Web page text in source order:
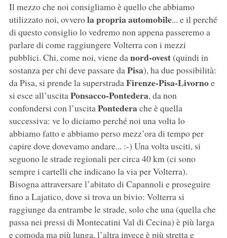
Il mezzo che noi consigliamo è quello che abbiamo
utilizzato noi, ovverola propria automobile... e il perché
di questo consiglio lo vedremo non appena passeremo a
parlare di come raggiungere Volterra con i mezzi
pubblici. Chi, come noi, viene danord-ovest(quindi in
sostanza per chi deve passare daPisa), ha due possibilità:
da Pisa, si prende la superstradaFirenze-Pisa-Livornoe
si esce all’uscitaPonsacco-Pontedera, da non
confondersi con l’uscitaPontederache è quella
successiva: ve lo diciamo perché noi una volta lo
abbiamo fatto e abbiamo perso mezz’ora di tempo per
capire dove dovevamo andare... :-) Una volta usciti, si
seguono le strade regionali per circa 40 km (ci sono
sempre i cartelli che indicano la via per Volterra).
Bisogna attraversare l’abitato di Capannoli e proseguire
fino a Lajatico, dove si trova un bivio: Volterra si
raggiunge da entrambe le strade, solo che una (quella che
passa nei pressi di Montecatini Val di Cecina) è più larga
e comoda ma più lunga, l’altra invece è più stretta e